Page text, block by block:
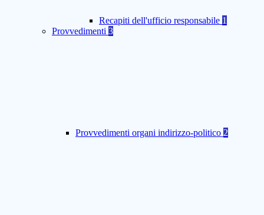
Recapiti dell'ufficio responsabile 1
Provvedimenti 3
Provvedimenti organi indirizzo-politico 2